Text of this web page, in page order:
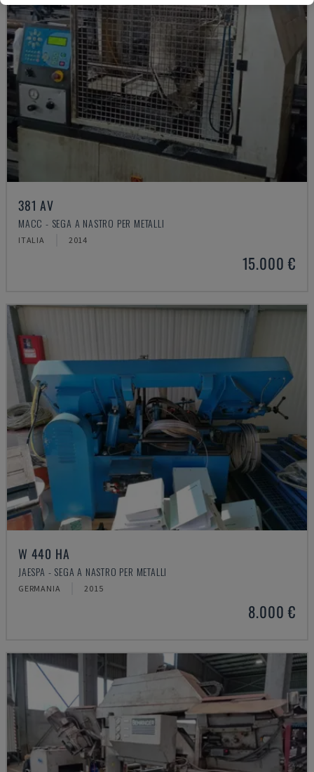
381 AV
MACC - SEGA A NASTRO PER METALLI
ITALIA 2014
15.000 €
W 440 HA
JAESPA - SEGA A NASTRO PER METALLI
GERMANIA 2015
8.000 €